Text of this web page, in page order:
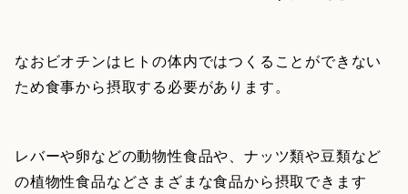
なおビオチンはヒトの体内ではつくることができない
ため食事から摂取する必要があります。
レバーや卵などの動物性食品や、ナッツ類や豆類など
の植物性食品などさまざまな食品から摂取できます